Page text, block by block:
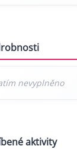
aktivity